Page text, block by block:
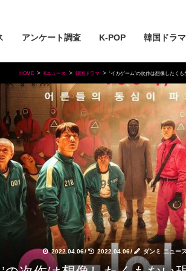
アンケート調査 K-POP 韓国ドラマ
HOME Kニュース 韓国ドラマ ‘イカゲーム’の次作は想像したく
2022.04.06/ 2022.04.06/ ダンミ ニュー